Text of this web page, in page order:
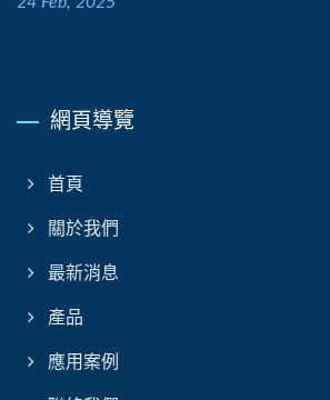
網頁導覽
首頁
關於我們
最新消息
產品
應用案例